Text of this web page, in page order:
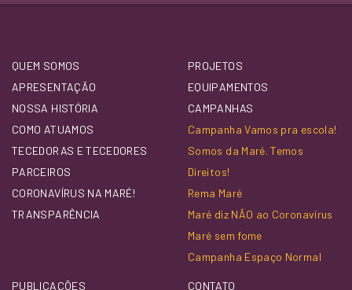
QUEM SOMOS
APRESENTAÇÃO
NOSSA HISTÓRIA
COMO ATUAMOS
TECEDORAS E TECEDORES
PARCEIROS
CORONAVÍRUS NA MARÉ!
TRANSPARÊNCIA
PROJETOS
EQUIPAMENTOS
CAMPANHAS
Campanha Vamos pra escola!
Somos da Maré. Temos
Direitos!
Rema Maré
Maré diz NÃO ao Coronavírus
Maré sem fome
Campanha Espaço Normal
PUBLICAÇÕES CONTATO